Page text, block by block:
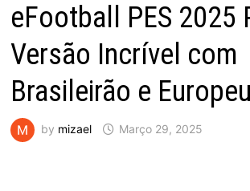
eFootball PES 2025
Versão Incrível com
Brasileirão e
by mizael Março 29, 2025